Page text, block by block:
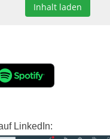
Inhalt laden
LinkedIn: